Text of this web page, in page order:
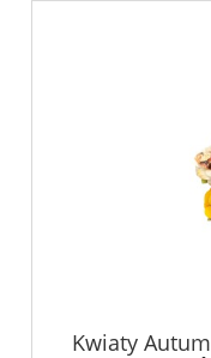
Kwiaty